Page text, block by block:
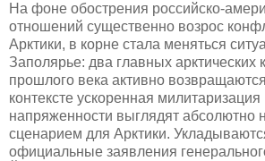
На фоне обострения российско-
отношений существенно возрос
Арктики, в корне стала меняться
Заполярье: два главных арктических
прошлого века активно
контексте ускоренная милитаризация
напряженности выглядят абсолютно
сценарием для Арктики.
официальные заявления